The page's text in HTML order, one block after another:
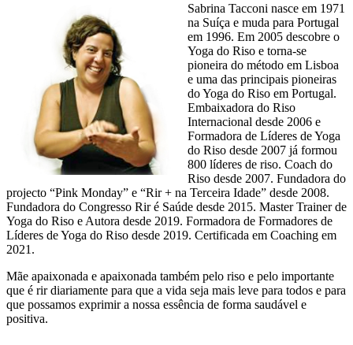
Sabrina Tacconi nasce em 1971
na Suíça e muda para Portugal
em 1996. Em 2005 descobre o
Yoga do Riso e torna-se
pioneira do método em Lisboa
e uma das principais pioneiras
do Yoga do Riso em Portugal.
Embaixadora do Riso
Internacional desde 2006 e
Formadora de Líderes de Yoga
do Riso desde 2007 já formou
800 líderes de riso. Coach do
Riso desde 2007. Fundadora do
projecto “Pink Monday” e “Rir + na Terceira Idade” desde 2008.
Fundadora do Congresso Rir é Saúde desde 2015. Master Trainer de
Yoga do Riso e Autora desde 2019. Formadora de Formadores de
Líderes de Yoga do Riso desde 2019. Certificada em Coaching em
2021.
Mãe apaixonada e apaixonada também pelo riso e pelo importante
que é rir diariamente para que a vida seja mais leve para todos e para
que possamos exprimir a nossa essência de forma saudável e
positiva.